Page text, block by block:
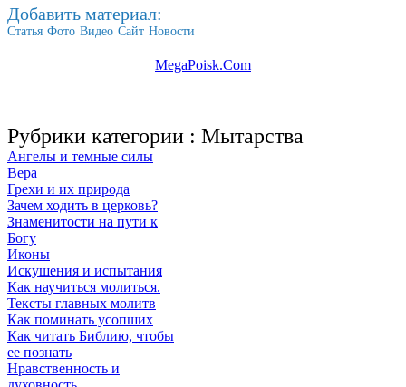
Добавить материал:
Статья Фото Видео Сайт Новости
MegaPoisk.Com
Рубрики категории : Мытарства
Ангелы и темные силы
Вера
Грехи и их природа
Зачем ходить в церковь?
Знаменитости на пути к
Богу
Иконы
Искушения и испытания
Как научиться молиться.
Тексты главных молитв
Как поминать усопших
Как читать Библию, чтобы
ее познать
Нравственность и